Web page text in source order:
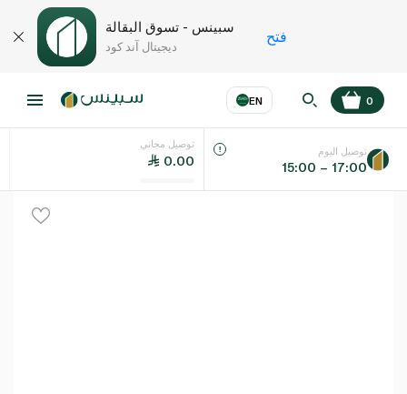
سبينس - تسوق البقالة
ديجيتال آند كود
فتح
EN
اللغة عر
0
توصيل مجاني
0.00
توصيل اليوم
15:00 – 17:00